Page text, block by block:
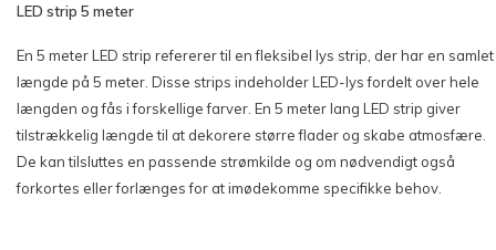
LED strip 5 meter
En 5 meter LED strip refererer til en fleksibel lys strip, der har en samlet
længde på 5 meter. Disse strips indeholder LED-lys fordelt over hele
længden og fås i forskellige farver. En 5 meter lang LED strip giver
tilstrækkelig længde til at dekorere større flader og skabe atmosfære.
De kan tilsluttes en passende strømkilde og om nødvendigt også
forkortes eller forlænges for at imødekomme specifikke behov.